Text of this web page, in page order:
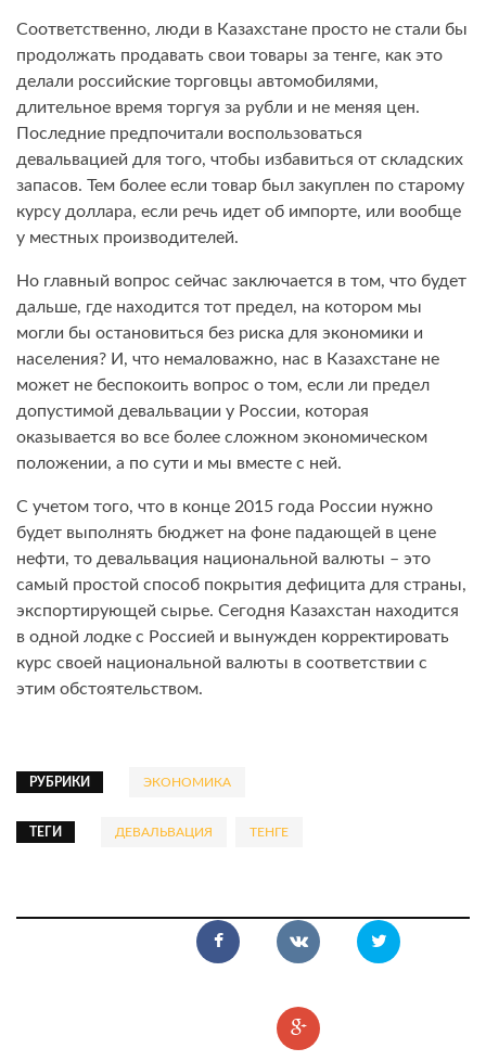
Соответственно, люди в Казахстане просто не стали бы
продолжать продавать свои товары за тенге, как это
делали российские торговцы автомобилями,
длительное время торгуя за рубли и не меняя цен.
Последние предпочитали воспользоваться
девальвацией для того, чтобы избавиться от складских
запасов. Тем более если товар был закуплен по старому
курсу доллара, если речь идет об импорте, или вообще
у местных производителей.
Но главный вопрос сейчас заключается в том, что будет
дальше, где находится тот предел, на котором мы
могли бы остановиться без риска для экономики и
населения? И, что немаловажно, нас в Казахстане не
может не беспокоить вопрос о том, если ли предел
допустимой девальвации у России, которая
оказывается во все более сложном экономическом
положении, а по сути и мы вместе с ней.
С учетом того, что в конце 2015 года России нужно
будет выполнять бюджет на фоне падающей в цене
нефти, то девальвация национальной валюты – это
самый простой способ покрытия дефицита для страны,
экспортирующей сырье. Сегодня Казахстан находится
в одной лодке с Россией и вынужден корректировать
курс своей национальной валюты в соответствии с
этим обстоятельством.
РУБРИКИ ЭКОНОМИКА
ТЕГИ ДЕВАЛЬВАЦИЯ ТЕНГЕ